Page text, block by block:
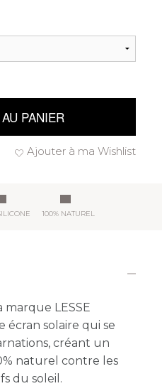
PANIER
Ajouter à ma Wishlist
100% NATUREL
marque LESSE
écran solaire qui se
créant un
naturel contre les
du soleil.